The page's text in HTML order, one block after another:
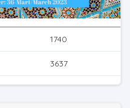
1740
3637